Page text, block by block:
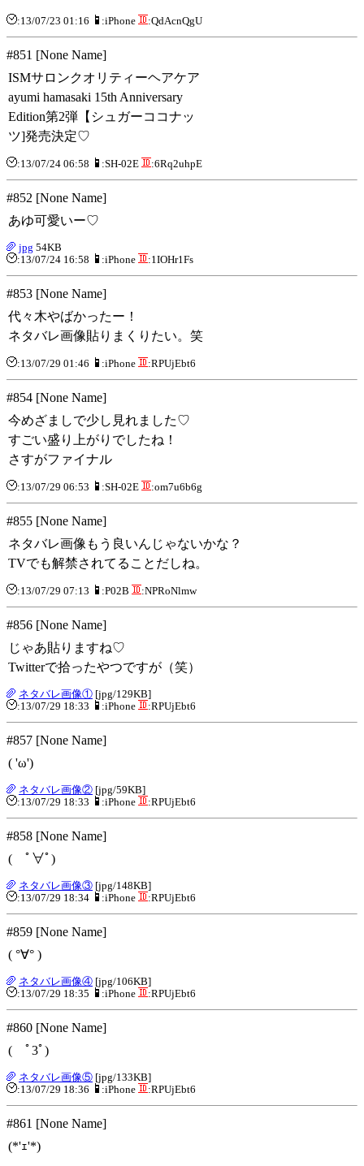
:13/07/23 01:16 :iPhone :QdAcnQgU
#851 [None Name]
ISMサロンクオリティーヘアケア
ayumi hamasaki 15th Anniversary
Edition第2弾【シュガーココナッ
ツ]発売決定♡
:13/07/24 06:58 :SH-02E :6Rq2uhpE
#852 [None Name]
あゆ可愛いー♡
jpg 54KB
:13/07/24 16:58
:iPhone :1IOHr1Fs
#853 [None Name]
代々木やばかったー！
ネタバレ画像貼りまくりたい。笑
:13/07/29 01:46 :iPhone :RPUjEbt6
#854 [None Name]
今めざましで少し見れました♡
すごい盛り上がりでしたね！
さすがファイナル
:13/07/29 06:53 :SH-02E :om7u6b6g
#855 [None Name]
ネタバレ画像もう良いんじゃないかな？
TVでも解禁されてることだしね。
:13/07/29 07:13 :P02B :NPRoNlmw
#856 [None Name]
じゃあ貼りますね♡
Twitterで拾ったやつですが（笑）
ネタバレ画像① [jpg/129KB]
:13/07/29 18:33
:iPhone :RPUjEbt6
#857 [None Name]
( 'ω')
ネタバレ画像② [jpg/59KB]
:13/07/29 18:33
:iPhone :RPUjEbt6
#858 [None Name]
( ﾟ∀ﾟ)
ネタバレ画像③ [jpg/148KB]
:13/07/29 18:34
:iPhone :RPUjEbt6
#859 [None Name]
( °∀° )
ネタバレ画像④ [jpg/106KB]
:13/07/29 18:35
:iPhone :RPUjEbt6
#860 [None Name]
( ﾟ3ﾟ)
ネタバレ画像⑤ [jpg/133KB]
:13/07/29 18:36
:iPhone :RPUjEbt6
#861 [None Name]
(*'ｪ'*)